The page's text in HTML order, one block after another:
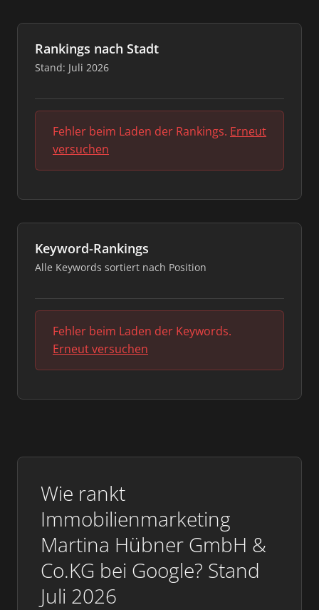
Wie rankt
Immobilienmarketing
Martina Hübner GmbH &
Co.KG bei Google? Stand
Juli 2026
Rankings nach Stadt
Stand: Juli 2026
Fehler beim Laden der Rankings. Erneut
versuchen
Keyword-Rankings
Alle Keywords sortiert nach Position
Fehler beim Laden der Keywords.
Erneut versuchen